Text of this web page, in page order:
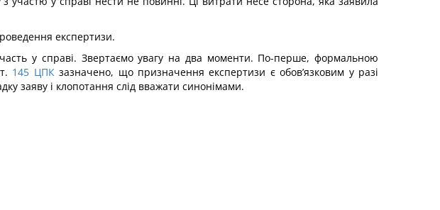
експертизи.
у справі. Звертаємо увагу на два моменти. По-перше, формальною
145 ЦПКзазначено, що призначення експертизи є обов’язковим у разі
заяву і клопотання слід вважати синонімами.